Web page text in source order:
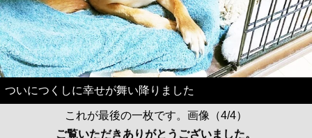
ついにつくしに幸せが舞い降りました
これが最後の一枚です。画像（4/4）
ご覧いただきありがとうございました。
記事に戻る